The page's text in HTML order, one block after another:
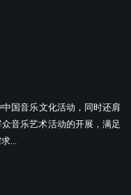
国音乐文化活动，同时还肩
音乐艺术活动的开展，满足
...